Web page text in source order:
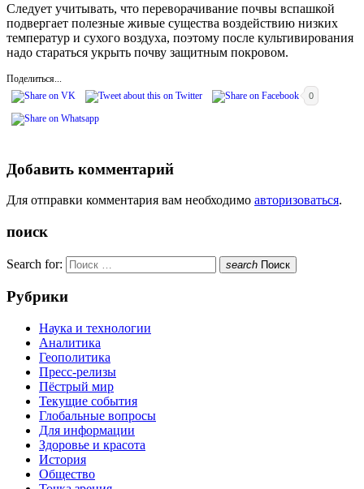
Следует учитывать, что переворачивание почвы вспашкой
подвергает полезные живые существа воздействию низких
температур и сухого воздуха, поэтому после культивирования
надо стараться укрыть почву защитным покровом.
Поделиться...
0
Добавить комментарий
Для отправки комментария вам необходимо авторизоваться.
поиск
Search for: search Поиск
Рубрики
Наука и технологии
Аналитика
Геополитика
Пресс-релизы
Пёстрый мир
Текущие события
Глобальные вопросы
Для информации
Здоровье и красота
История
Общество